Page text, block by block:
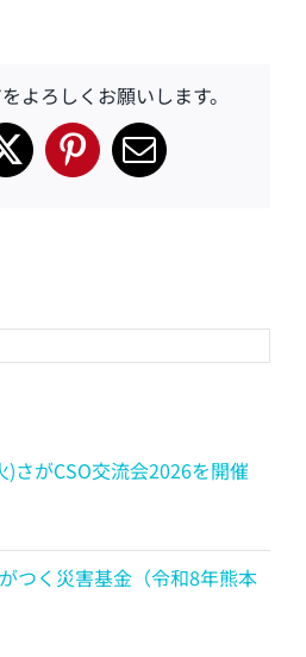
よろしくお願いします。
X Pinterest
電
)さがCSO交流会2026を開催
つく災害基金（令和8年熊本